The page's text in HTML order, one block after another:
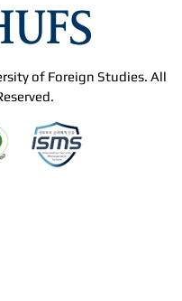
of Foreign Studies. All